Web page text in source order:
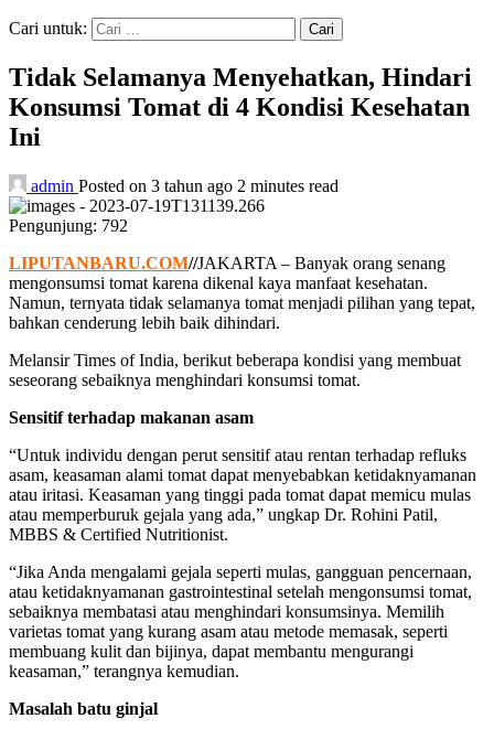
Cari untuk:
Tidak Selamanya Menyehatkan, Hindari
Konsumsi Tomat di 4 Kondisi Kesehatan
Ini
admin Posted on 3 tahun ago 2 minutes read
Pengunjung: 792
LIPUTANBARU.COM//JAKARTA – Banyak orang senang
mengonsumsi tomat karena dikenal kaya manfaat kesehatan.
Namun, ternyata tidak selamanya tomat menjadi pilihan yang tepat,
bahkan cenderung lebih baik dihindari.
Melansir Times of India, berikut beberapa kondisi yang membuat
seseorang sebaiknya menghindari konsumsi tomat.
Sensitif terhadap makanan asam
“Untuk individu dengan perut sensitif atau rentan terhadap refluks
asam, keasaman alami tomat dapat menyebabkan ketidaknyamanan
atau iritasi. Keasaman yang tinggi pada tomat dapat memicu mulas
atau memperburuk gejala yang ada,” ungkap Dr. Rohini Patil,
MBBS & Certified Nutritionist.
“Jika Anda mengalami gejala seperti mulas, gangguan pencernaan,
atau ketidaknyamanan gastrointestinal setelah mengonsumsi tomat,
sebaiknya membatasi atau menghindari konsumsinya. Memilih
varietas tomat yang kurang asam atau metode memasak, seperti
membuang kulit dan bijinya, dapat membantu mengurangi
keasaman,” terangnya kemudian.
Masalah batu ginjal